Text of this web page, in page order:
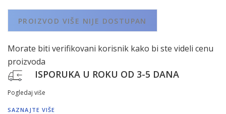
PROIZVOD VIŠE NIJE DOSTUPAN
Morate biti verifikovani korisnik kako bi ste videli cenu
proizvoda
ISPORUKA U ROKU OD 3-5 DANA
Pogledaj više
SAZNAJTE VIŠE